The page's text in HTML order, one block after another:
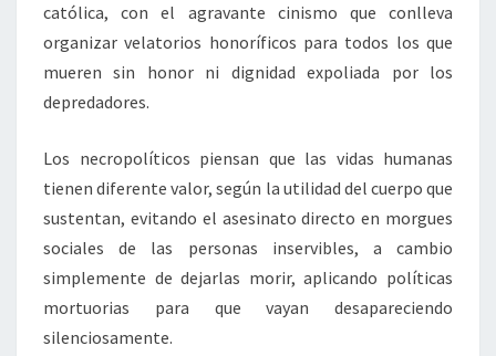
católica, con el agravante cinismo que conlleva
organizar velatorios honoríficos para todos los que
mueren sin honor ni dignidad expoliada por los
depredadores.
Los necropolíticos piensan que las vidas humanas
tienen diferente valor, según la utilidad del cuerpo que
sustentan, evitando el asesinato directo en morgues
sociales de las personas inservibles, a cambio
simplemente de dejarlas morir, aplicando políticas
mortuorias para que vayan desapareciendo
silenciosamente.